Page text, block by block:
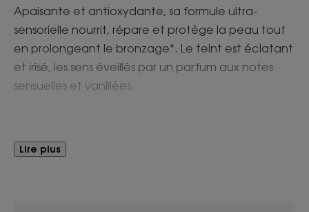
Apaisante et antioxydante, sa formule ultra-
sensorielle nourrit, répare et protège la peau tout
en prolongeant le bronzage*. Le teint est éclatant
et irisé, les sens éveillés par un parfum aux notes
sensuelles et vanillées.
La texture non grasse et non collante laisse sur la
Lire plus